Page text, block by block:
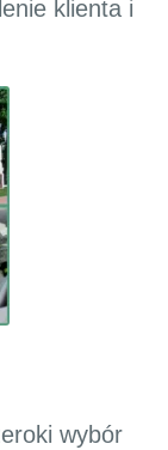
klienta i
wybór